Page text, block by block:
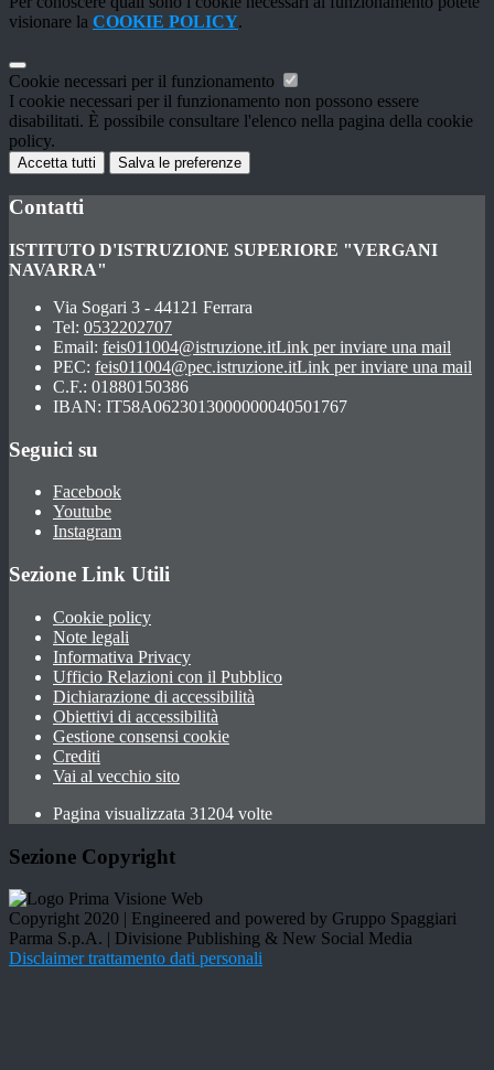
visionare la COOKIE POLICY.
Cookie necessari per il funzionamento
I cookie necessari per il funzionamento non possono essere
disabilitati. È possibile consultare l'elenco nella pagina della cookie
policy.
Accetta tutti Salva le preferenze
Contatti
ISTITUTO D'ISTRUZIONE SUPERIORE "VERGANI
NAVARRA"
Via Sogari 3 - 44121 Ferrara
Tel: 0532202707
Email: feis011004@istruzione.itLink per inviare una mail
PEC: feis011004@pec.istruzione.itLink per inviare una mail
C.F.: 01880150386
IBAN: IT58A0623013000000040501767
Seguici su
Facebook
Youtube
Instagram
Sezione Link Utili
Cookie policy
Note legali
Informativa Privacy
Ufficio Relazioni con il Pubblico
Dichiarazione di accessibilità
Obiettivi di accessibilità
Gestione consensi cookie
Crediti
Vai al vecchio sito
Pagina visualizzata 31204 volte
Sezione Copyright
Copyright 2020 | Engineered and powered by Gruppo Spaggiari
Parma S.p.A. | Divisione Publishing & New Social Media
Disclaimer trattamento dati personali